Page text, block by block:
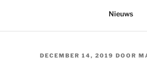
Nieuws
GEPLAATST
DECEMBER 14, 2019 DOOR